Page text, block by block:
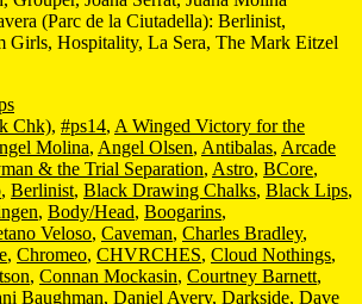
(Parc de la Ciutadella): Berlinist,
Girls, Hospitality, La Sera, The Mark Eitzel
Chk), #ps14, A Winged Victory for the
Molina, Angel Olsen, Antibalas, Arcade
& the Trial Separation, Astro, BCore,
, Berlinist, Black Drawing Chalks, Black Lips,
, Body/Head, Boogarins,
Veloso, Caveman, Charles Bradley,
, Chromeo, CHVRCHES, Cloud Nothings,
, Connan Mockasin, Courtney Barnett,
Baughman, Daniel Avery, Darkside, Dave